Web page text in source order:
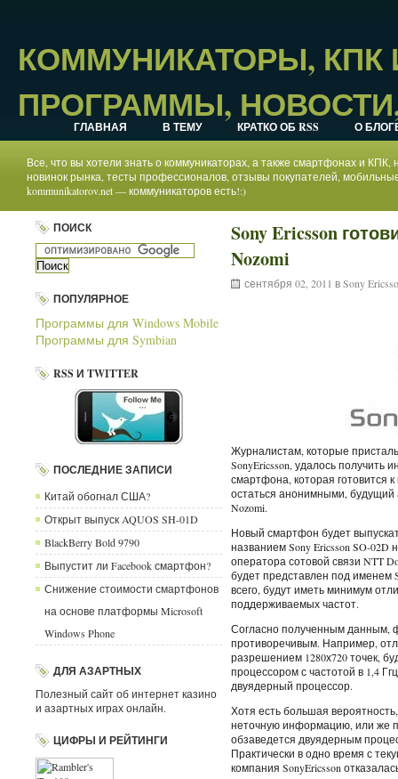
КОММУНИКАТОРЫ,
ПРОГРАММЫ,
ГЛАВНАЯ В ТЕМУ КРАТКО ОБ RSS О
Все, что вы хотели знать о коммуникаторах, а также смартфонах и
новинок рынка, тесты профессионалов, отзывы покупателей,
kommunikatorov.net — коммуникаторов есть!:)
ПОИСК
ПОПУЛЯРНОЕ
Программы для Windows Mobile
Программы для Symbian
RSS И TWITTER
ПОСЛЕДНИЕ ЗАПИСИ
Китай обогнал США?
Открыт выпуск AQUOS SH-01D
BlackBerry Bold 9790
Выпустит ли Facebook смартфон?
Снижение стоимости смартфонов
на основе платформы Microsoft
Windows Phone
ДЛЯ АЗАРТНЫХ
Полезный сайт об интернет казино
и азартных играх онлайн.
ЦИФРЫ И РЕЙТИНГИ
Sony Ericsson
Nozomi
сентября 02, 2011 вSony
Журналистам, которые
SonyEricsson, удалось
смартфона, которая готовится
остаться анонимными, будущий
Nozomi.
Новый смартфон будет
названием Sony Ericsson SO-
оператора сотовой связи NTT
будет представлен под именем
всего, будут иметь минимум
поддерживаемых частот.
Согласно полученным данным,
противоречивым. Например,
разрешением 1280х720 точек,
процессором с частотой в 1,4
двуядерный процессор.
Хотя есть большая
неточную информацию, или же
обзаведется двуядерным
Практически в одно время с
компания SonyEricsson